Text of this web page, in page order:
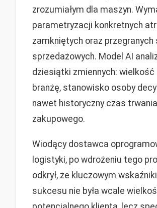
zrozumiałym dla maszyn.
parametryzacji konkretnych
zamkniętych oraz przegranych
sprzedażowych. Model AI
dziesiątki zmiennych: wielkość
branżę, stanowisko osoby
nawet historyczny czas
zakupowego.
Wiodący dostawca
logistyki, po wdrożeniu tego
odkrył, że kluczowym
sukcesu nie była wcale